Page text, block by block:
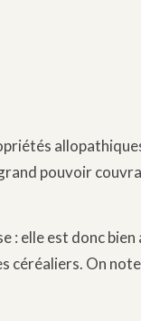
pouvoir
elle est donc
céréaliers. On